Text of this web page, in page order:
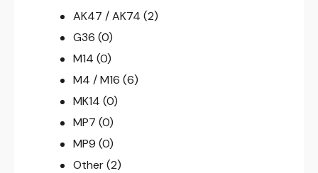
AK47 / AK74 (2)
G36 (0)
M14 (0)
M4 / M16 (6)
MK14 (0)
MP7 (0)
MP9 (0)
Other (2)